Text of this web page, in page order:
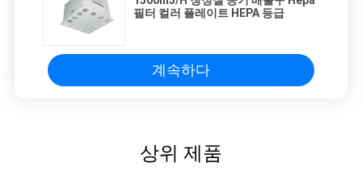
필터 컬러 플레이트 HEPA 등급
계속하다
상위 제품